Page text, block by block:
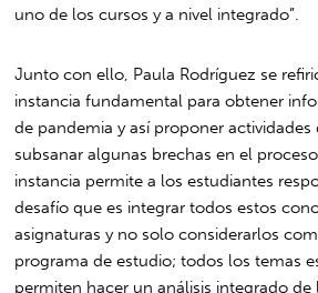
uno de los cursos y a nivel integrado”.
Junto con ello, Paula Rodríguez se
instancia fundamental para obtener
de pandemia y así proponer
subsanar algunas brechas en el
instancia permite a los estudiantes
desafío que es integrar todos estos
asignaturas y no solo considerarlos
programa de estudio; todos los temas
permiten hacer un análisis integrado de